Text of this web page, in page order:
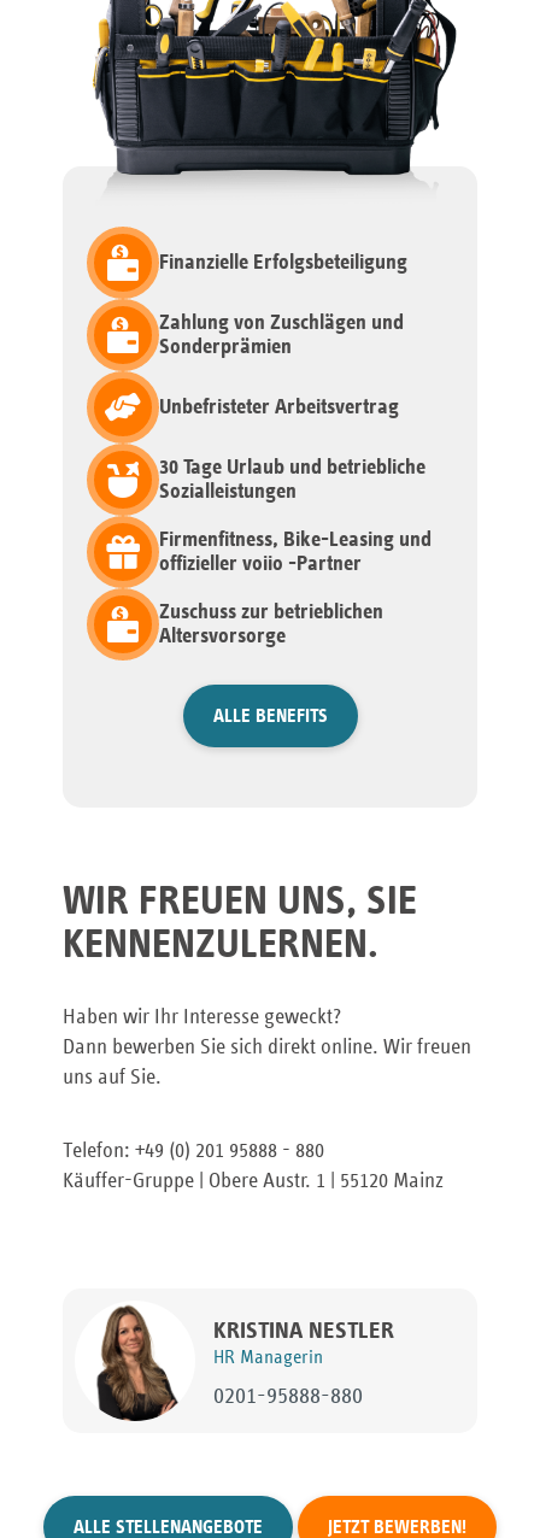
Finanzielle Erfolgsbeteiligung
Zahlung von Zuschlägen und
Sonderprämien
Unbefristeter Arbeitsvertrag
30 Tage Urlaub und betriebliche
Sozialleistungen
Firmenfitness, Bike-Leasing und
offizieller voiio -Partner
Zuschuss zur betrieblichen
Altersvorsorge
ALLE BENEFITS
WIR FREUEN UNS, SIE
KENNENZULERNEN.
Haben wir Ihr Interesse geweckt?
Dann bewerben Sie sich direkt online. Wir freuen
uns auf Sie.
Telefon: +49 (0) 201 95888 - 880
Käuffer-Gruppe | Obere Austr. 1 | 55120 Mainz
KRISTINA NESTLER
HR Managerin
0201-95888-880
ALLE STELLENANGEBOTE JETZT BEWERBEN!